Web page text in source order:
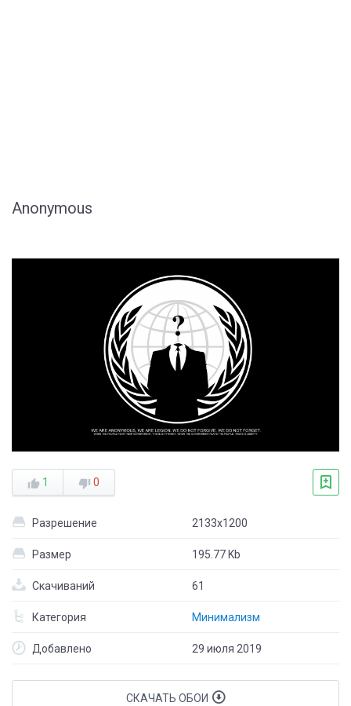
Anonymous
1 0
Разрешение 2133x1200
Размер 195.77 Kb
Скачиваний 61
Категория Минимализм
Добавлено 29 июля 2019
СКАЧАТЬ ОБОИ